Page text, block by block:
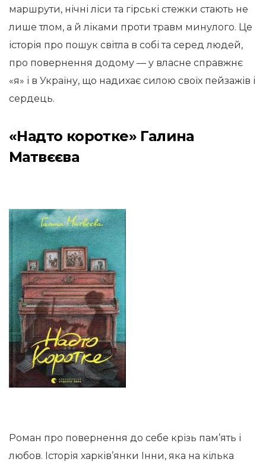
маршрути, нічні ліси та гірські стежки стають не
лише тлом, а й ліками проти травм минулого. Це
історія про пошук світла в собі та серед людей,
про повернення додому — у власне справжнє
«я» і в Україну, що надихає силою своїх пейзажів і
сердець.
«Надто коротке» Галина
Матвєєва
Роман про повернення до себе крізь пам’ять і
любов. Історія харків’янки Інни, яка на кілька